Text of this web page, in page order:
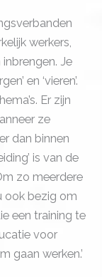
werkers,
Je
en ‘vieren’.
Er zijn
ze
dan binnen
is van de
zo meerdere
ook bezig om
een training te
voor
gaan werken.’